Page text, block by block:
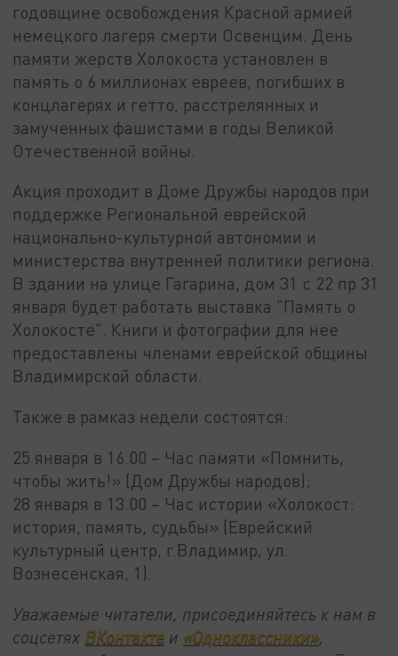
годовщине освобождения Красной армией
немецкого лагеря смерти Освенцим. День
памяти жерств Холокоста установлен в
память о 6 миллионах евреев, погибших в
концлагерях и гетто, расстрелянных и
замученных фашистами в годы Великой
Отечественной войны.
Акция проходит в Доме Дружбы народов при
поддержке Региональной еврейской
национально-культурной автономии и
министерства внутренней политики региона.
В здании на улице Гагарина, дом 31 с 22 пр 31
января будет работать выставка "Память о
Холокосте". Книги и фотографии для нее
предоставлены членами еврейской общины
Владимирской области.
Также в рамказ недели состоятся:
25 января в 16.00 – Час памяти «Помнить,
чтобы жить!» (Дом Дружбы народов);
28 января в 13.00 – Час истории «Холокост:
история, память, судьбы» (Еврейский
культурный центр, г.Владимир, ул.
Вознесенская, 1).
Уважаемые читатели, присоединяйтесь к нам в
соцсетях ВКонтакте и «Одноклассники»,